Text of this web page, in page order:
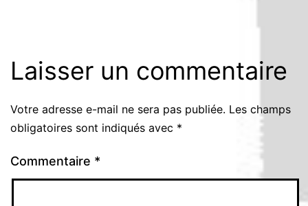
Laisser un commentaire
Votre adresse e-mail ne sera pas publiée. Les champs
obligatoires sont indiqués avec *
Commentaire *